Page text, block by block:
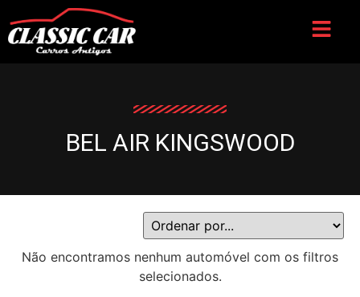
BEL AIR KINGSWOOD
Não encontramos nenhum automóvel com os filtros
selecionados.